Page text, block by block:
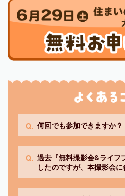
何回でも参加できますか？
過去『無料撮影会&ライフ
したのですが、本撮影会